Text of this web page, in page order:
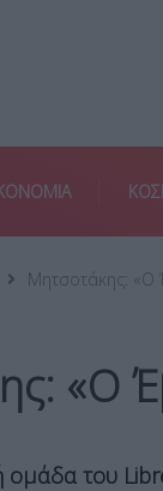
Μητσοτάκης: «Ο
«Ο
ομάδα του